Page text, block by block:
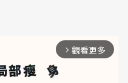
arrow_forward_ios 觀看更多